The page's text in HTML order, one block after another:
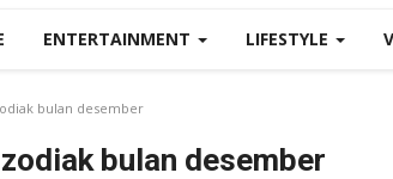
ENTERTAINMENT LIFESTYLE
bulan desember
zodiak bulan desember